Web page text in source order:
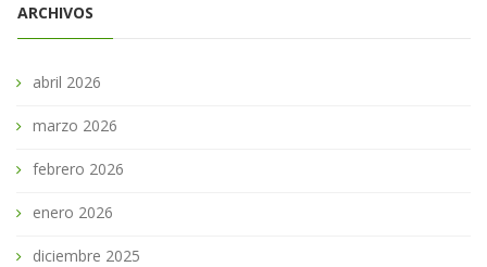
ARCHIVOS
abril 2026
marzo 2026
febrero 2026
enero 2026
diciembre 2025